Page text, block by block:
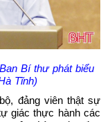
Bí thư phát biểu
Tĩnh)
đảng viên thật sự
giác thực hành các